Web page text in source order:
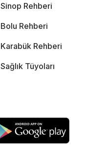
Sinop Rehberi
Bolu Rehberi
Karabük Rehberi
Sağlık Tüyoları